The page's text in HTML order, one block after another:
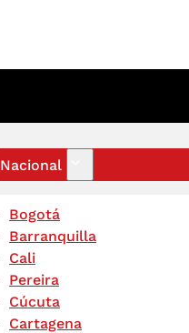
Nacional
Bogotá
Barranquilla
Cali
Pereira
Cúcuta
Cartagena